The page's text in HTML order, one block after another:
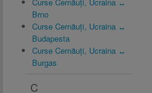
Brno
Curse Cernăuți, Ucraina ↔
Budapesta
Curse Cernăuți, Ucraina ↔
Burgas
C